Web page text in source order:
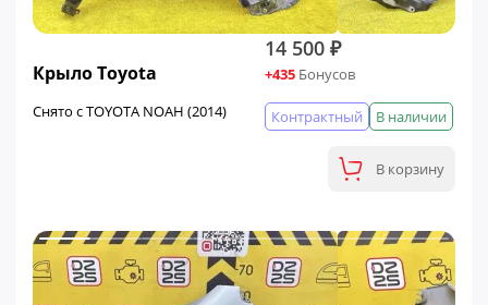
Крыло Toyota
Снято с TOYOTA NOAH (2014)
14 500 ₽
+435 Бонусов
В наличии
Контрактный
В корзину